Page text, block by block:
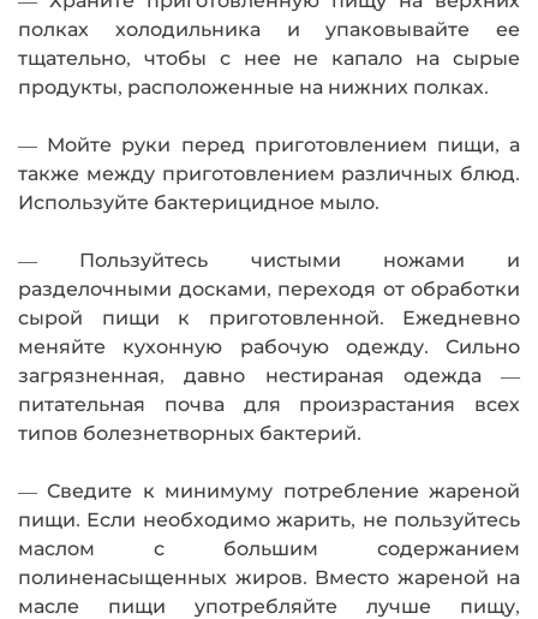
полках холодильника и упаковывайте ее
тщательно, чтобы с нее не капало на сырые
продукты, расположенные на нижних полках.
— Мойте руки перед приготовлением пищи, а
также между приготовлением различных блюд.
Используйте бактерицидное мыло.
— Пользуйтесь чистыми ножами и
разделочными досками, переходя от обработки
сырой пищи к приготовленной. Ежедневно
меняйте кухонную рабочую одежду. Сильно
загрязненная, давно нестираная одежда —
питательная почва для произрастания всех
типов болезнетворных бактерий.
— Сведите к минимуму потребление жареной
пищи. Если необходимо жарить, не пользуйтесь
маслом с большим содержанием
полиненасыщенных жиров. Вместо жареной на
масле пищи употребляйте лучше пищу,